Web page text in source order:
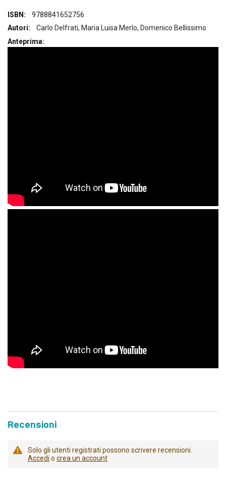
Maggiori
Informazioni
9788841652756
Carlo Delfrati, Maria Luisa Merlo, Domenico Bellissimo
Recensioni
Solo gli utenti registrati possono scrivere recensioni.
Accedi o crea un account